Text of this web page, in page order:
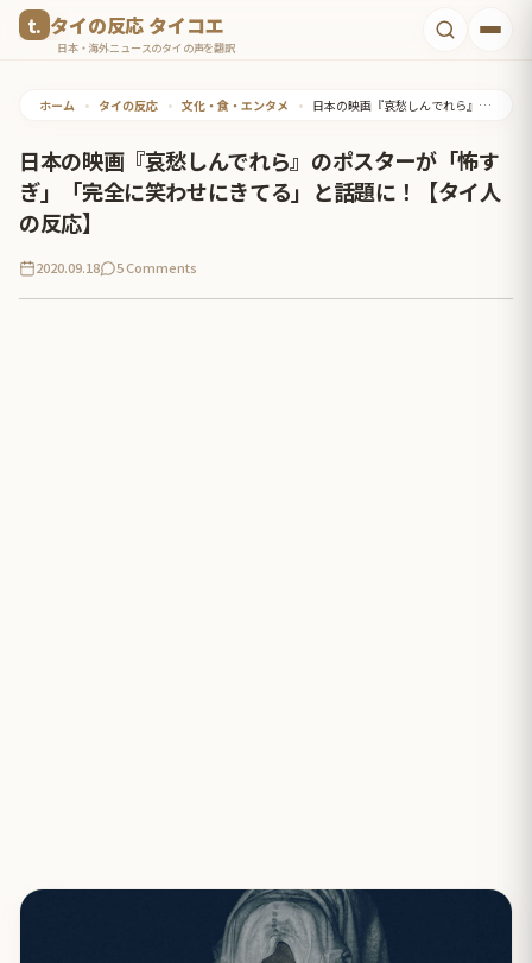
タイの反応 タイコエ
日本・海外ニュースのタイの声を翻訳
ホーム • タイの反応 • 文化・食・エンタメ • 日本の映画『哀愁しんでれら』のポスターが「怖すぎ」「完全に笑わせにきてる」と話題に！【タイ人の反応】
日本の映画『哀愁しんでれら』のポスターが「怖す
ぎ」「完全に笑わせにきてる」と話題に！【タイ人
の反応】
2020.09.18 5 Comments